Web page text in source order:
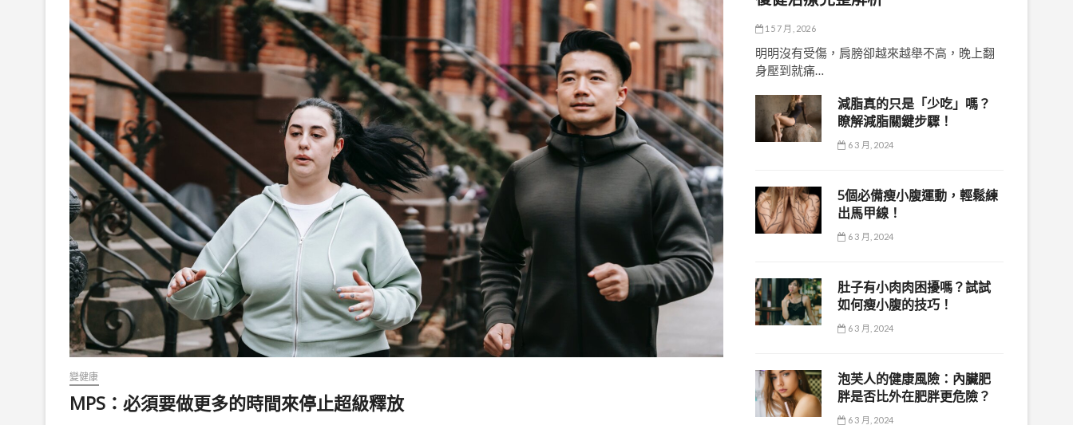
變健康
MPS：必須要做更多的時間來停止超級釋放
15 7 月, 2026
明明沒有受傷，肩膀卻越來越舉不高，晚上翻
身壓到就痛…
減脂真的只是「少吃」嗎？
瞭解減脂關鍵步驟！
6 3 月, 2024
5個必備瘦小腹運動，輕鬆練
出馬甲線！
6 3 月, 2024
肚子有小肉肉困擾嗎？試試
如何瘦小腹的技巧！
6 3 月, 2024
泡芙人的健康風險：內臟肥
胖是否比外在肥胖更危險？
6 3 月, 2024